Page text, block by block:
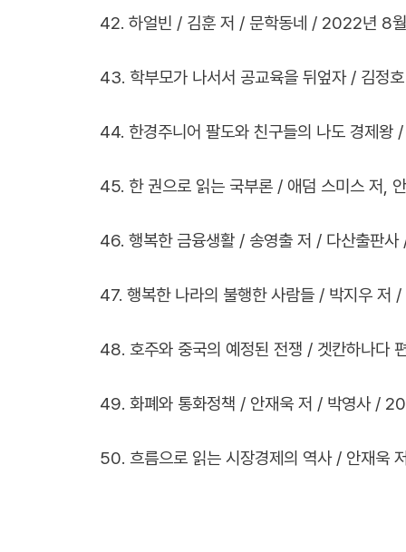
42. 하얼빈 / 김훈 저 / 문학동네 / 2022년
43. 학부모가 나서서 공교육을 뒤엎자 / 김
44. 한경주니어 팔도와 친구들의 나도 경제
45. 한 권으로 읽는 국부론 / 애덤 스미스
46. 행복한 금융생활 / 송영출 저 / 다산출
47. 행복한 나라의 불행한 사람들 / 박지우
48. 호주와 중국의 예정된 전쟁 / 겟칸하나
49. 화폐와 통화정책 / 안재욱 저 / 박영사 /
50. 흐름으로 읽는 시장경제의 역사 / 안재